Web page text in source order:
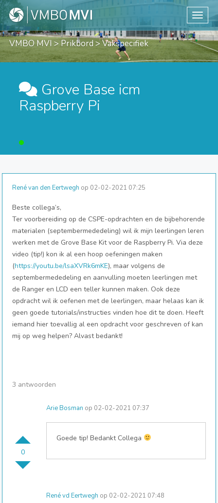
VMBO MVI >Prikbord > Vakspecifiek
Grove Base icm
Raspberry Pi
René van den Eertwegh op 02-02-2021 07:25
Beste collega’s,
Ter voorbereiding op de CSPE-opdrachten en de bijbehorende
materialen (septembermededeling) wil ik mijn leerlingen leren
werken met de Grove Base Kit voor de Raspberry Pi. Via deze
video (tip!) kon ik al een hoop oefeningen maken
(https://youtu.be/lsaXVRk6mKE), maar volgens de
septembermededeling en aanvulling moeten leerlingen met
de Ranger en LCD een teller kunnen maken. Ook deze
opdracht wil ik oefenen met de leerlingen, maar helaas kan ik
geen goede tutorials/instructies vinden hoe dit te doen. Heeft
iemand hier toevallig al een opdracht voor geschreven of kan
mij op weg helpen? Alvast bedankt!
3 antwoorden
0
Arie Bosman op 02-02-2021 07:37
Goede tip! Bedankt Collega
René vd Eertwegh op 02-02-2021 07:48